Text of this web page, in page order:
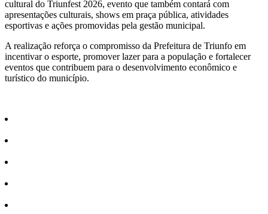
cultural do Triunfest 2026, evento que também contará com
apresentações culturais, shows em praça pública, atividades
esportivas e ações promovidas pela gestão municipal.
A realização reforça o compromisso da Prefeitura de Triunfo em
incentivar o esporte, promover lazer para a população e fortalecer
eventos que contribuem para o desenvolvimento econômico e
turístico do município.